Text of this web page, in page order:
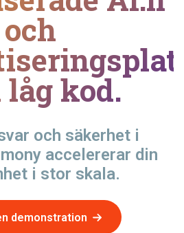
och
låg kod.
och säkerhet i
accelererar din
i stor skala.
demonstration